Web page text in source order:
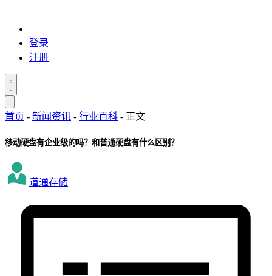
登录
注册
首页 - 新闻资讯 - 行业百科 - 正文
移动硬盘有企业级的吗？和普通硬盘有什么区别？
道通存储